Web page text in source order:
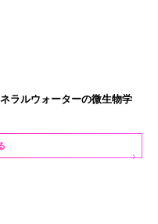
ラルウォーターの微生物学